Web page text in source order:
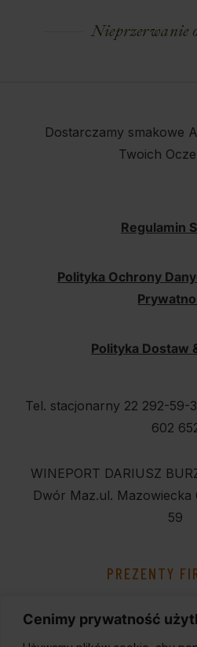
Cenimy prywatność
Nieprzerwanie
Dostarczamy smakowe
Twoich
Regulamin
Polityka Ochrony
Polityka Dostaw
Tel. stacjonarny 22 292-59-
602
WINEPORT DARIUSZ
Dwór Maz.ul. Mazowiecka
59
PREZENTY